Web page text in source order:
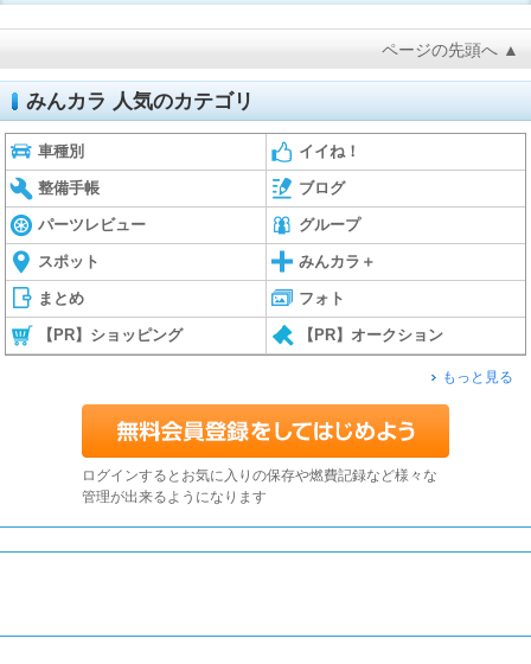
ページの先頭へ ▲
みんカラ 人気のカテゴリ
車種別 イイね！
整備手帳 ブログ
パーツレビュー グループ
スポット みんカラ＋
まとめ フォト
【PR】ショッピング 【PR】オークション
もっと見る
ログインするとお気に入りの保存や燃費記録など様々な
管理が出来るようになります